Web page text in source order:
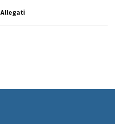
Allegati